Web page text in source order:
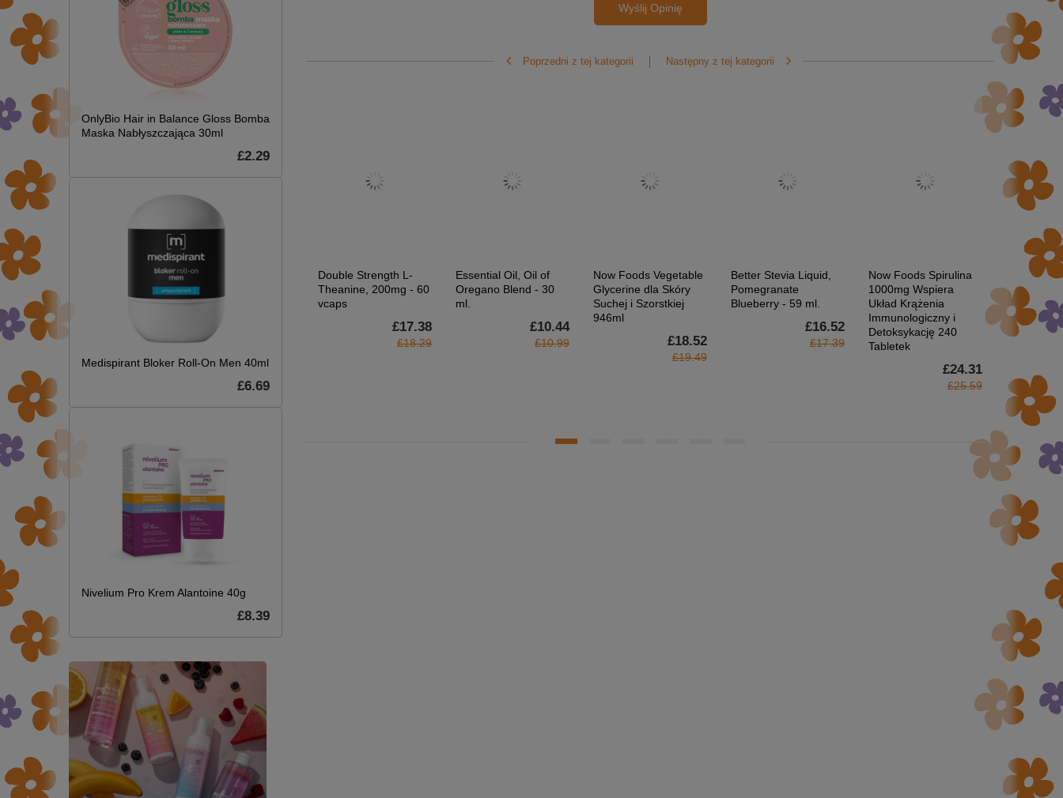
OnlyBio Hair in Balance Gloss Bomba
Maska Nabłyszczająca 30ml
£2.29
Medispirant Bloker Roll-On Men 40ml
£6.69
Nivelium Pro Krem Alantoine 40g
£8.39
Wyślij Opinię
Poprzedni z tej kategorii
mg Aktywna Forma
Witaminy B6 90
Kapsułek
£16.43
£17.29
Now Foods ADAM
Multi-Vitamin Witaminy
i Minerały dla
£22.59
Double Strength L-
Theanine, 200mg - 60
vcaps
£17.38
£18.29
Essential Oil, Oil of
Oregano Blend - 30
ml.
£10.44
£10.99
Now Foods Vegetable
Glycerine dla Skóry
Suchej i Szorstkiej
946ml
£18.52
£19.49
Better Stevia Liquid,
Pomegranate
Blueberry - 59 ml.
£16.52
£17.39
Now Foods Spirulina
1000mg Wspiera
Układ Krążenia
Immunologiczny i
Detoksykację 240
Tabletek
£24.31
£25.59
NOW
Kapsułki
Kości z
D 240
Następny z tej kategorii